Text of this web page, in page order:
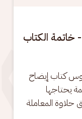
إيضاح أسرار علوم المقربين -97 - خاتمة الكتاب
كتاب إيضاح
يحتاجها
حلاوة المعاملة